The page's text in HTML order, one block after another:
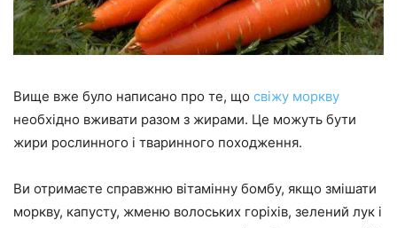
Вище вже було написано про те, що свіжу моркву
необхідно вживати разом з жирами. Це можуть бути
жири рослинного і тваринного походження.
Ви отримаєте справжню вітамінну бомбу, якщо змішати
моркву, капусту, жменю волоських горіхів, зелений лук і